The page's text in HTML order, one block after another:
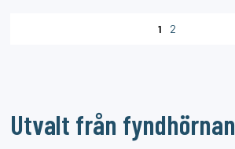
1 2
Utvalt från fyndhörnan